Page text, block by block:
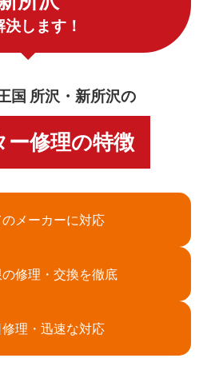
決します！
国 所沢・新所沢の
ー修理の特徴
メーカーに対応
修理・交換を徹底
理・迅速な対応